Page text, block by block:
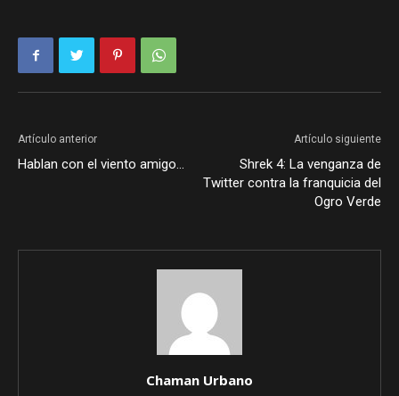
Artículo anterior
Hablan con el viento amigo…
Artículo siguiente
Shrek 4: La venganza de
Twitter contra la franquicia del
Ogro Verde
Chaman Urbano